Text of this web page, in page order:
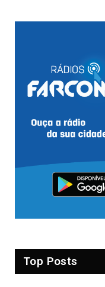
Top Posts